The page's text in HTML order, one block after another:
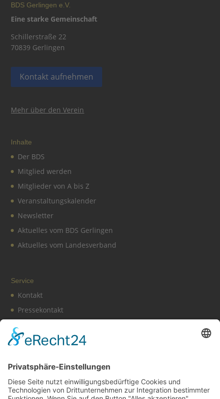
BDS Gerlingen e.V.
Eine starke Gemeinschaft
Schillerstraße 22
70839 Gerlingen
Kontakt aufnehmen
Mehr über den Verein
Inhalte
Der BDS
Mitglied werden
Mitglieder von A bis Z
Veranstaltungskalender
Newsletter
Aktuelles vom BDS Gerlingen
Aktuelles vom Landesverband
Service
Kontakt
Pressekontakt
Impressum
Cookie-Einstellungen